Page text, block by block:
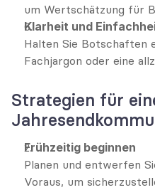
um Wertschätzung für
Klarheit und
Halten Sie Botschaften
Fachjargon oder eine
Strategien für
Frühzeitig beginnen
Planen und entwerfen
Voraus, um